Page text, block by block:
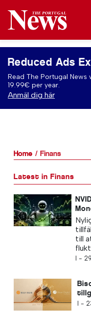
Reduced Ads
Read The Portugal
19.99€ per year.
Anmäl dig här
Home Finans
Latest in Finans
för
till
I -
I -